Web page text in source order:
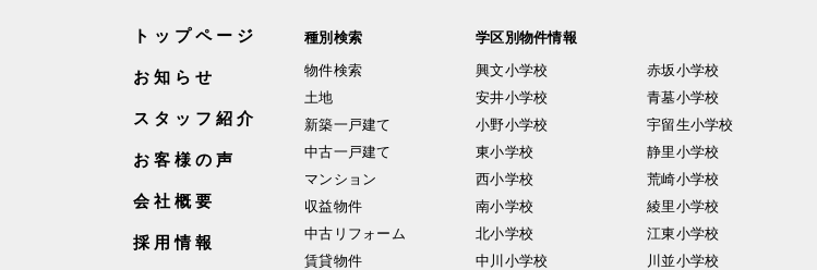
トップページ
お知らせ
スタッフ紹介
お客様の声
会社概要
採用情報
種別検索
物件検索
土地
新築一戸建て
中古一戸建て
マンション
収益物件
中古リフォーム
賃貸物件
学区別物件情報
興文小学校
安井小学校
小野小学校
東小学校
西小学校
南小学校
北小学校
中川小学校
赤坂小学校
青墓小学校
宇留生小学校
静里小学校
荒崎小学校
綾里小学校
江東小学校
川並小学校